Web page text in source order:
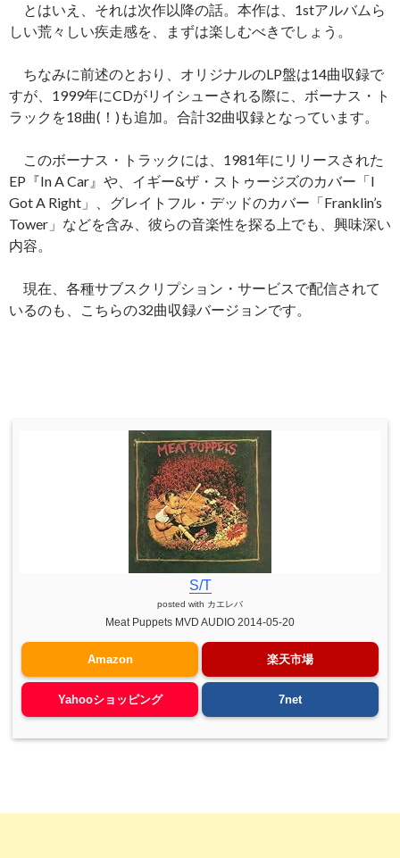
とはいえ、それは次作以降の話。本作は、1stアルバムら
しい荒々しい疾走感を、まずは楽しむべきでしょう。
ちなみに前述のとおり、オリジナルのLP盤は14曲収録で
すが、1999年にCDがリイシューされる際に、ボーナス・ト
ラックを18曲(！)も追加。合計32曲収録となっています。
このボーナス・トラックには、1981年にリリースされた
EP『In A Car』や、イギー&ザ・ストゥージズのカバー「I
Got A Right」、グレイトフル・デッドのカバー「Franklin’s
Tower」などを含み、彼らの音楽性を探る上でも、興味深い
内容。
現在、各種サブスクリプション・サービスで配信されて
いるのも、こちらの32曲収録バージョンです。
S/T
posted with カエレバ
Meat Puppets MVD AUDIO 2014-05-20
Amazon 楽天市場
Yahooショッピング 7net